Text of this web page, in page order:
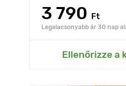
3 790 Ft
Legalacsonyabb ár 30 nap
Ellenőrizze a